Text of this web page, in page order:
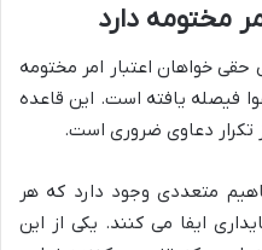
مختومه دارد
خواهان اعتبار امر مختومه
فیصله یافته است. این قاعده
تکرار دعاوی ضروری است.
متعددی وجود دارد که هر
ایفا می کنند. یکی از این